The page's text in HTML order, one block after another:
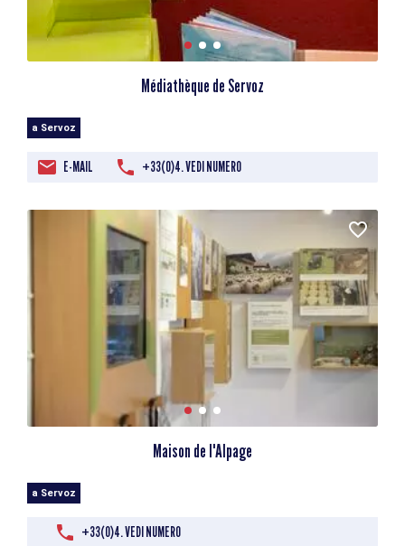
Médiathèque de Servoz
a Servoz
E-MAIL +33(0)4. VEDI NUMERO
Maison de l'Alpage
a Servoz
+33(0)4. VEDI NUMERO